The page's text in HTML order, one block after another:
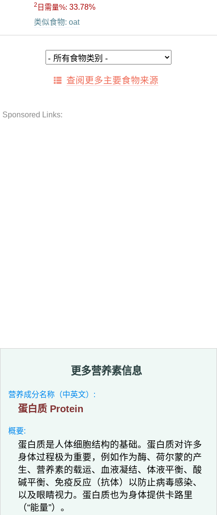
2 日需量%: 33.78%
类似食物: oat
查阅更多主要食物来源
Sponsored Links:
更多营养素信息
营养成分名称（中英文）:
蛋白质 Protein
概要:
蛋白质是人体细胞结构的基础。蛋白质对许多
身体过程极为重要，例如作为酶、荷尔蒙的产
生、营养素的载运、血液凝结、体液平衡、酸
碱平衡、免疫反应（抗体）以防止病毒感染、
以及眼睛视力。蛋白质也为身体提供卡路里
（“能量”）。